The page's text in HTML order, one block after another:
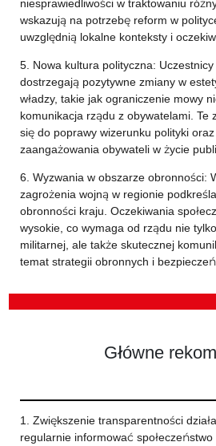
niesprawiedliwości w traktowaniu
wskazują na potrzebę reform w
uwzględnią lokalne konteksty i
5. Nowa kultura polityczna:
dostrzegają pozytywne zmiany w
władzy, takie jak ograniczenie mowy
komunikacja rządu z obywatelami. Te
się do poprawy wizerunku polityki
zaangażowania obywateli w życie
6. Wyzwania w obszarze obronności:
zagrożenia wojną w regionie
obronności kraju. Oczekiwania
wysokie, co wymaga od rządu nie
militarnej, ale także skutecznej
temat strategii obronnych i
Główne
1. Zwiększenie transparentności
regularnie informować